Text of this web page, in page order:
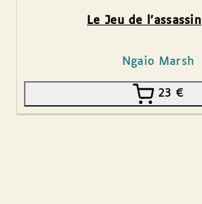
Le Jeu de l’assassin
Ngaio Marsh
23 €